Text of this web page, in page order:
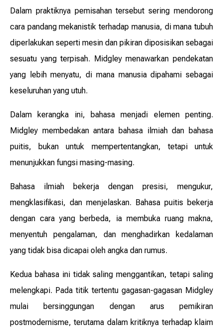
Dalam praktiknya pemisahan tersebut sering mendorong
cara pandang mekanistik terhadap manusia, di mana tubuh
diperlakukan seperti mesin dan pikiran diposisikan sebagai
sesuatu yang terpisah. Midgley menawarkan pendekatan
yang lebih menyatu, di mana manusia dipahami sebagai
keseluruhan yang utuh.
Dalam kerangka ini, bahasa menjadi elemen penting.
Midgley membedakan antara bahasa ilmiah dan bahasa
puitis, bukan untuk mempertentangkan, tetapi untuk
menunjukkan fungsi masing-masing.
Bahasa ilmiah bekerja dengan presisi, mengukur,
mengklasifikasi, dan menjelaskan. Bahasa puitis bekerja
dengan cara yang berbeda, ia membuka ruang makna,
menyentuh pengalaman, dan menghadirkan kedalaman
yang tidak bisa dicapai oleh angka dan rumus.
Kedua bahasa ini tidak saling menggantikan, tetapi saling
melengkapi. Pada titik tertentu gagasan-gagasan Midgley
mulai bersinggungan dengan arus pemikiran
postmodernisme, terutama dalam kritiknya terhadap klaim